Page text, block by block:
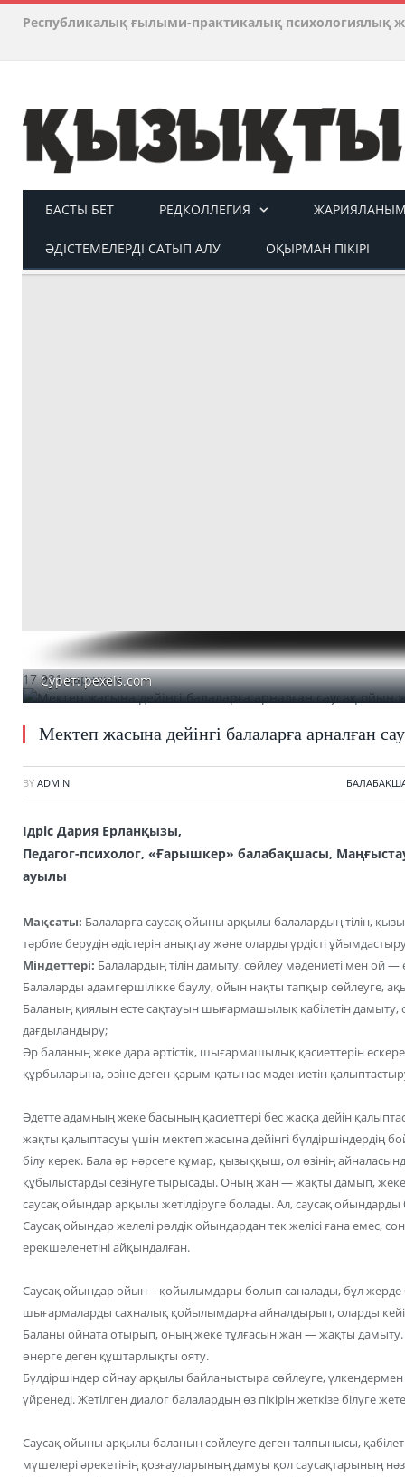
Республикалық ғылыми-практикалық психологиялық
БАСТЫ БЕТ РЕДКОЛЛЕГИЯ ЖАРИЯЛАНЫМ
ӘДІСТЕМЕЛЕРДІ САТЫП АЛУ ОҚЫРМАН ПІКІРІ
17 931 қаралым
Сурет: pexels.com
Мектеп жасына дейінгі балаларға арналған
BY ADMIN
Ідріс Дария Ерланқызы,
Педагог-психолог, «Ғарышкер» балабақшасы,
ауылы
Мақсаты: Балаларға саусақ ойыны арқылы балалардың тілін,
тәрбие берудің әдістерін анықтау және оларды үрдісті ұйымдастыру
Міндеттері: Балалардың тілін дамыту, сөйлеу мәдениеті мен ой —
Балаларды адамгершілікке баулу, ойын нақты тапқыр сөйлеуге,
Баланың қиялын есте сақтауын шығармашылық қабілетін дамыту,
дағдыландыру;
Әр баланың жеке дара әртістік, шығармашылық қасиеттерін
құрбыларына, өзіне деген қарым-қатынас мәдениетін
Әдетте адамның жеке басының қасиеттері бес жасқа дейін
жақты қалыптасуы үшін мектеп жасына дейінгі бүлдіршіндердің
білу керек. Бала әр нәрсеге құмар, қызыққыш, ол өзінің
құбылыстарды сезінуге тырысады. Оның жан — жақты дамып, жеке
саусақ ойындар арқылы жетілдіруге болады. Ал, саусақ
Саусақ ойындар желелі рөлдік ойындардан тек желісі ғана емес,
ерекшеленетіні айқындалған.
Саусақ ойындар ойын – қойылымдары болып саналады, бұл жерде
шығармаларды сахналық қойылымдарға айналдырып, оларды
Баланы ойната отырып, оның жеке тұлғасын жан — жақты
өнерге деген құштарлықты ояту.
Бүлдіршіндер ойнау арқылы байланыстыра сөйлеуге, үлкендермен
үйренеді. Жетілген диалог балалардың өз пікірін жеткізе білуге
Саусақ ойыны арқылы баланың сөйлеуге деген талпынысы,
мүшелері әрекетінің қозғауларының дамуы қол саусақтарының